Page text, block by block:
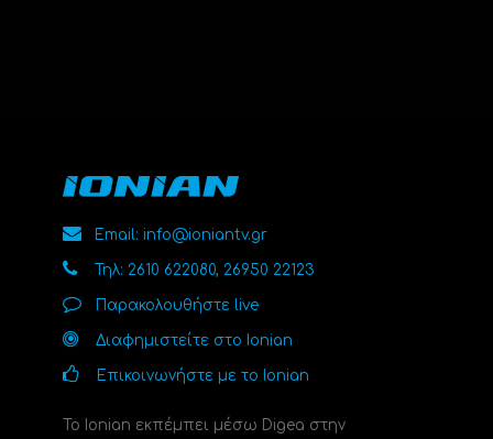
Email: info@ioniantv.gr
Τηλ: 2610 622080, 26950 22123
Παρακολουθήστε live
Διαφημιστείτε στο Ionian
Επικοινωνήστε με το Ionian
Το Ionian εκπέμπει μέσω Digea στην